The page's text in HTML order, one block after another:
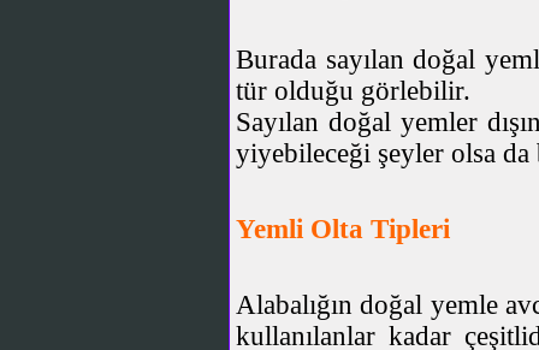
Burada sayılan doğal
tür olduğu görlebilir.
Sayılan doğal yemler
yiyebileceği şeyler olsa
Yemli Olta Tipleri
Alabalığın doğal yemle
kullanılanlar kadar